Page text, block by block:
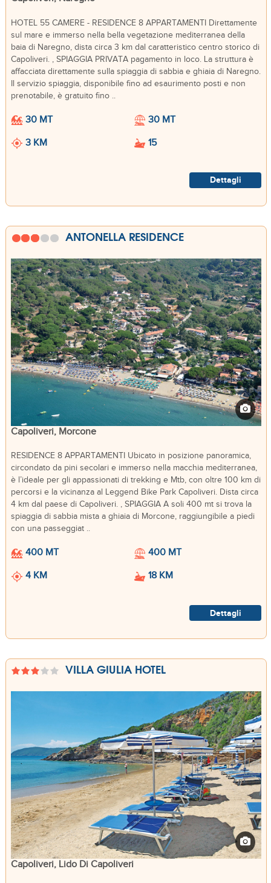
HOTEL 55 CAMERE - RESIDENCE 8 APPARTAMENTI Direttamente
sul mare e immerso nella bella vegetazione mediterranea della
baia di Naregno, dista circa 3 km dal caratteristico centro storico di
Capoliveri. , SPIAGGIA PRIVATA pagamento in loco. La struttura è
affacciata direttamente sulla spiaggia di sabbia e ghiaia di Naregno.
Il servizio spiaggia, disponibile fino ad esaurimento posti e non
prenotabile, è gratuito fino ..
30 MT
30 MT
3 KM
15
Dettagli
ANTONELLA RESIDENCE
Capoliveri, Morcone
RESIDENCE 8 APPARTAMENTI Ubicato in posizione panoramica,
circondato da pini secolari e immerso nella macchia mediterranea,
è l’ideale per gli appassionati di trekking e Mtb, con oltre 100 km di
percorsi e la vicinanza al Leggend Bike Park Capoliveri. Dista circa
4 km dal paese di Capoliveri. , SPIAGGIA A soli 400 mt si trova la
spiaggia di sabbia mista a ghiaia di Morcone, raggiungibile a piedi
con una passeggiat ..
400 MT
400 MT
4 KM
18 KM
Dettagli
VILLA GIULIA HOTEL
Capoliveri, Lido Di Capoliveri